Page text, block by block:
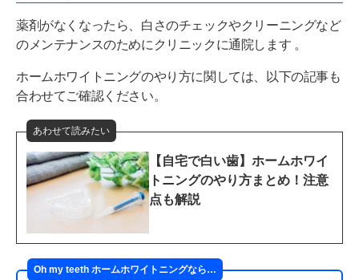
薬剤がなくなったら、白さのチェックやクリーニングなど
のメンテナンスのためにクリニックに通院します 。
ホームホワイトニングのやり方に関しては、以下の記事も
合わせてご確認ください。
あわせて読みたい
【自宅で白い歯】ホームホワイ
トニングのやり方まとめ！注意
点も解説
Oh my teeth ホームホワイトニングなら…